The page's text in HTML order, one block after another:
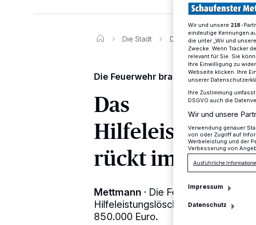
Die Stadt Das
Die Feuerwehr braucht Hilfe
Das
rückt immer
Mettmann · Die Feuerwehr benötigt
850.000 Euro.
Wir und unsere 218-
eindeutige Kennungen
die unter „Wir und
Zwecke. Wenn Tracker
relevant für Sie. Sie
Ihre Einwilligung zu
Webseite klicken. Ihre
unserer
Ihre Zustimmung
DSGVO auch die
Wir und unsere
Verwendung genauer
von oder Zugriff auf
Werbeleistung und der
Verbesserung von
Ausführliche
Impressum
Datenschutz